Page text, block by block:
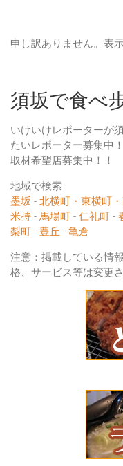
申し訳ありません。表
須坂で食べ
いけいけレポーターが
たいレポーター募集中！
取材希望店募集中！！
地域で検索
墨坂 - 北横町・東横町
米持 - 馬場町 - 仁礼町 -
梨町 - 豊丘 - 亀倉
注意：掲載している情
格、サービス等は変更